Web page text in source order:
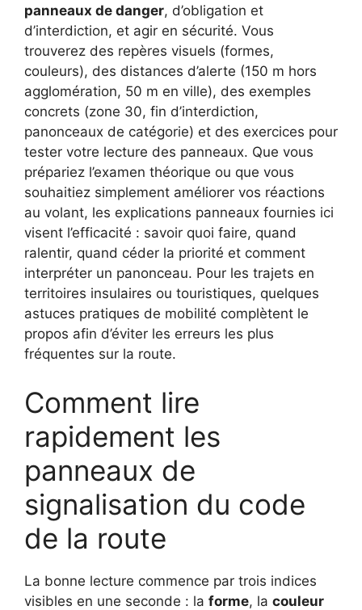
panneaux de danger, d’obligation et
d’interdiction, et agir en sécurité. Vous
trouverez des repères visuels (formes,
couleurs), des distances d’alerte (150 m hors
agglomération, 50 m en ville), des exemples
concrets (zone 30, fin d’interdiction,
panonceaux de catégorie) et des exercices pour
tester votre lecture des panneaux. Que vous
prépariez l’examen théorique ou que vous
souhaitiez simplement améliorer vos réactions
au volant, les explications panneaux fournies ici
visent l’efficacité : savoir quoi faire, quand
ralentir, quand céder la priorité et comment
interpréter un panonceau. Pour les trajets en
territoires insulaires ou touristiques, quelques
astuces pratiques de mobilité complètent le
propos afin d’éviter les erreurs les plus
fréquentes sur la route.
Comment lire
rapidement les
panneaux de
signalisation du code
de la route
La bonne lecture commence par trois indices
visibles en une seconde : la forme, la couleur